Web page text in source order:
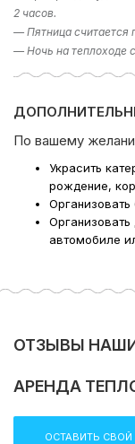
2 часов.
— Пятница считается
— Ночь на теплоходе
По вашему
Украсить
рождение,
автомобиле
ОТЗЫВЫ
АРЕНДА
ОСТАВИТЬ